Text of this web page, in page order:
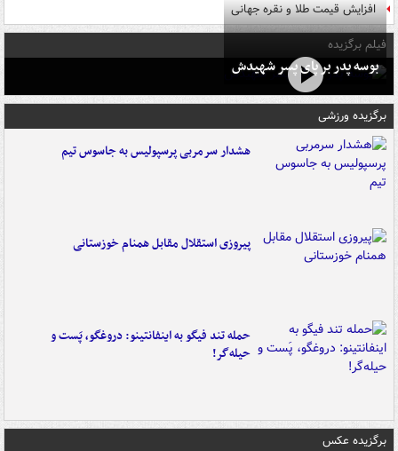
افزایش قیمت طلا و نقره جهانی
فیلم برگزیده
بوسه‌ پدر بر پای پسر شهیدش
برگزیده ورزشی
هشدار سرمربی پرسپولیس به جاسوس تیم
پیروزی استقلال مقابل همنام خوزستانی
حمله تند فیگو به اینفانتینو: دروغگو، پَست‌ و
حیله‌گر!
برگزیده عکس